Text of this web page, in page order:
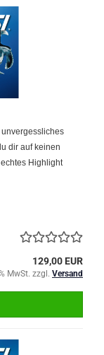
dir auf keinen
Highlight
129,00 EUR
MwSt. zzgl. Versand